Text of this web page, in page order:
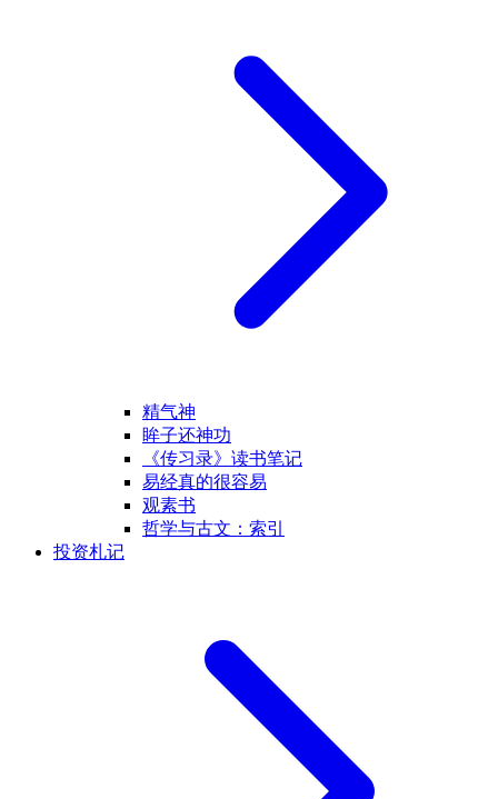
精气神
眸子还神功
《传习录》读书笔记
易经真的很容易
观素书
哲学与古文：索引
投资札记